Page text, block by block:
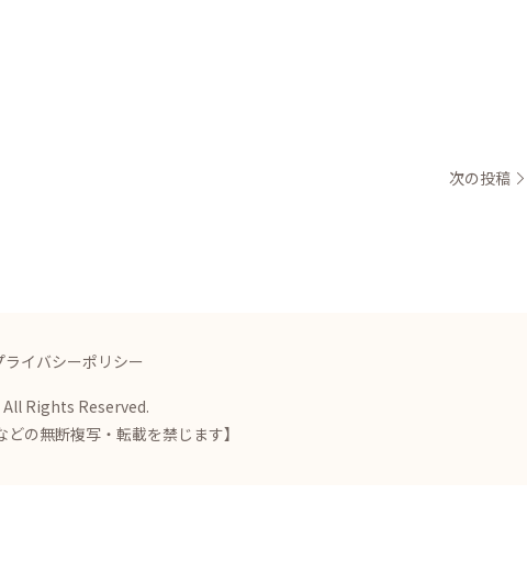
次の投稿
ライバシーポリシー
Rights Reserved.
の無断複写・転載を禁じます】